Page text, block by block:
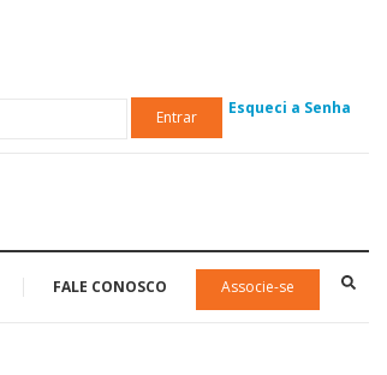
Entrar Esqueci a Senha
FALE CONOSCO Associe-se